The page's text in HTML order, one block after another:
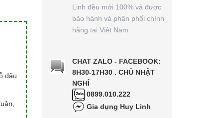
đậu
Linh đều mới 100% và được
bảo hành và phân phối chính
hãng tại Việt Nam
CHAT ZALO - FACEBOOK:
8H30-17H30 . CHỦ NHẬT
NGHỈ
0899.010.222
Gia dụng Huy Linh